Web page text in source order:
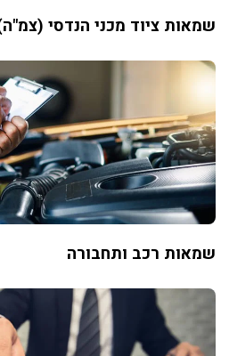
שמאות ציוד מכני הנדסי
שמאות רכב ותחבורה